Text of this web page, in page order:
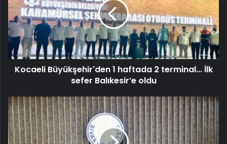
Kocaeli Büyükşehir'den 1 haftada 2 terminal... İlk
sefer Balıkesir’e oldu